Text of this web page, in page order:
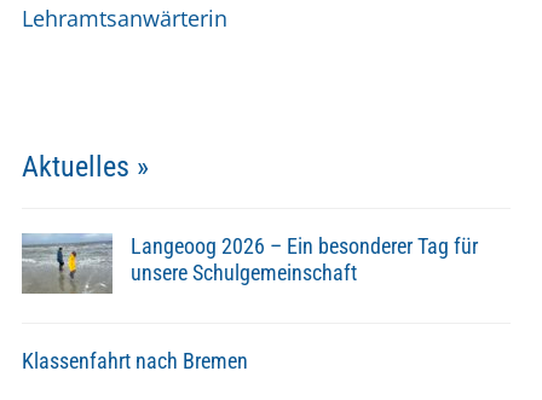
Lehramtsanwärterin
Aktuelles »
Langeoog 2026 – Ein besonderer Tag für
unsere Schulgemeinschaft
Klassenfahrt nach Bremen